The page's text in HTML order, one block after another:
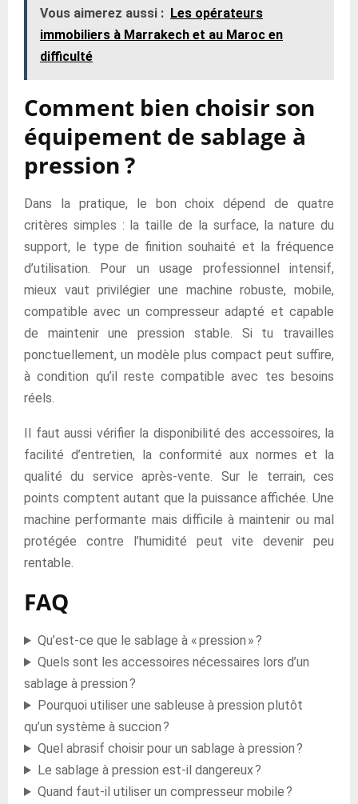
Vous aimerez aussi : Les opérateurs
immobiliers à Marrakech et au Maroc en
difficulté
Comment bien choisir son
équipement de sablage à
pression ?
Dans la pratique, le bon choix dépend de quatre
critères simples : la taille de la surface, la nature du
support, le type de finition souhaité et la fréquence
d’utilisation. Pour un usage professionnel intensif,
mieux vaut privilégier une machine robuste, mobile,
compatible avec un compresseur adapté et capable
de maintenir une pression stable. Si tu travailles
ponctuellement, un modèle plus compact peut suffire,
à condition qu’il reste compatible avec tes besoins
réels.
Il faut aussi vérifier la disponibilité des accessoires, la
facilité d’entretien, la conformité aux normes et la
qualité du service après-vente. Sur le terrain, ces
points comptent autant que la puissance affichée. Une
machine performante mais difficile à maintenir ou mal
protégée contre l’humidité peut vite devenir peu
rentable.
FAQ
Qu’est-ce que le sablage à « pression » ?
Quels sont les accessoires nécessaires lors d’un
sablage à pression ?
Pourquoi utiliser une sableuse à pression plutôt
qu’un système à succion ?
Quel abrasif choisir pour un sablage à pression ?
Le sablage à pression est-il dangereux ?
Quand faut-il utiliser un compresseur mobile ?